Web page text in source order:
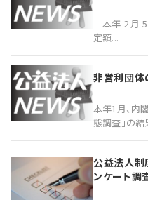
本年 2 月 5
定額...
非営利団体
本年1月、内
態調査」の結
公益法人制
ンケート調